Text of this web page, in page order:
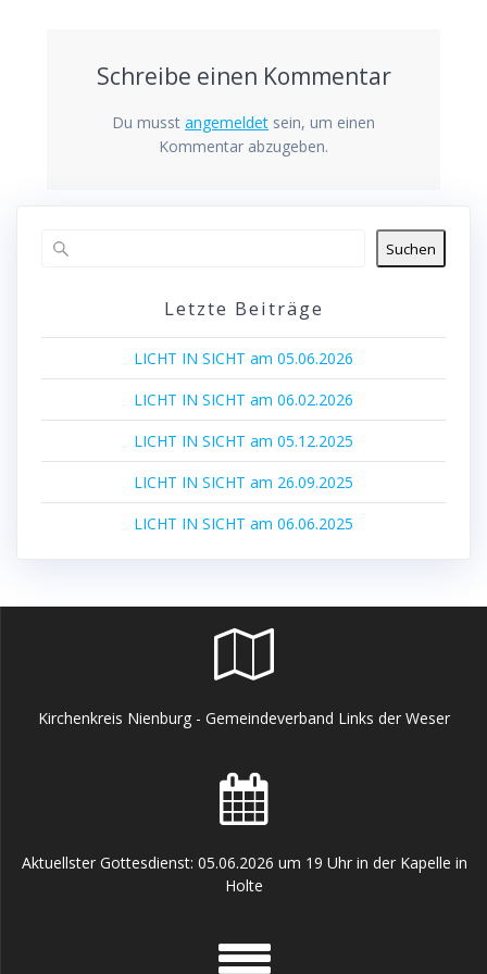
Schreibe einen Kommentar
Du musst angemeldet sein, um einen
Kommentar abzugeben.
Suchen
Letzte Beiträge
LICHT IN SICHT am 05.06.2026
LICHT IN SICHT am 06.02.2026
LICHT IN SICHT am 05.12.2025
LICHT IN SICHT am 26.09.2025
LICHT IN SICHT am 06.06.2025
Kirchenkreis Nienburg - Gemeindeverband Links der Weser
Aktuellster Gottesdienst: 05.06.2026 um 19 Uhr in der Kapelle in
Holte